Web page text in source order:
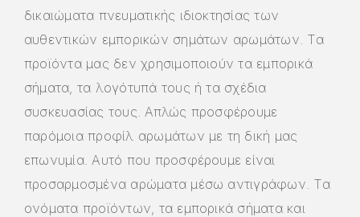
δικαιώματα πνευματικής ιδιοκτησίας των
αυθεντικών εμπορικών σημάτων αρωμάτων. Τα
προϊόντα μας δεν χρησιμοποιούν τα εμπορικά
σήματα, τα λογότυπά τους ή τα σχέδια
συσκευασίας τους. Απλώς προσφέρουμε
παρόμοια προφίλ αρωμάτων με τη δική μας
επωνυμία. Αυτό που προσφέρουμε είναι
προσαρμοσμένα αρώματα μέσω αντιγράφων. Τα
ονόματα προϊόντων, τα εμπορικά σήματα και